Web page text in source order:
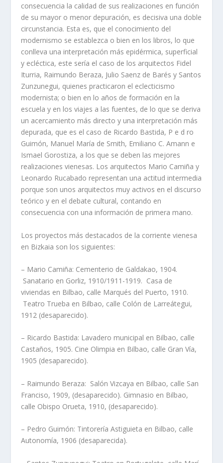
consecuencia la calidad de sus realizaciones en función
de su mayor o menor depuración, es decisiva una doble
circunstancia. Esta es, que el conocimiento del
modernismo se establezca o bien en los libros, lo que
conlleva una interpretación más epidérmica, superficial
y ecléctica, este serí­a el caso de los arquitectos Fidel
Iturria, Raimundo Beraza, Julio Saenz de Barés y Santos
Zunzunegui, quienes practicaron el eclecticismo
modernista; o bien en lo años de formación en la
escuela y en los viajes a las fuentes, de lo que se deriva
un acercamiento más directo y una interpretación más
depurada, que es el caso de Ricardo Bastida, P e d ro
Guimón, Manuel Marí­a de Smith, Emiliano C. Amann e
Ismael Gorostiza, a los que se deben las mejores
realizaciones vienesas. Los arquitectos Mario Camiña y
Leonardo Rucabado representan una actitud intermedia
porque son unos arquitectos muy activos en el discurso
teórico y en el debate cultural, contando en
consecuencia con una información de primera mano.
Los proyectos más destacados de la corriente vienesa
en Bizkaia son los siguientes:
– Mario Camiña: Cementerio de Galdakao, 1904.
Sanatario en Gorliz, 1910/1911-1919. Casa de
viviendas en Bilbao, calle Marqués del Puerto, 1910.
Teatro Trueba en Bilbao, calle Colón de Larreátegui,
1912 (desaparecido).
– Ricardo Bastida: Lavadero municipal en Bilbao, calle
Castaños, 1905. Cine Olimpia en Bilbao, calle Gran Ví­a,
1905 (desaparecido).
– Raimundo Beraza: Salón Vizcaya en Bilbao, calle San
Franciso, 1909, (desaparecido). Gimnasio en Bilbao,
calle Obispo Orueta, 1910, (desaparecido).
– Pedro Guimón: Tintorerí­a Astiguieta en Bilbao, calle
Autonomí­a, 1906 (desaparecida).